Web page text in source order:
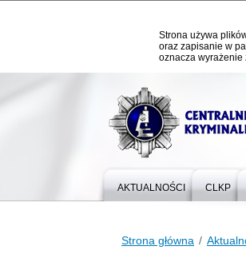
Strona używa
oraz zapisanie w
oznacza wyrażenie
AKTUALNOŚCI CLKP
Strona główna